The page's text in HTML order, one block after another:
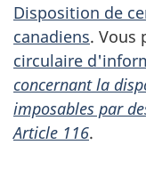
Disposition de
canadiens. Vous
circulaire
concernant la
imposables par
Article 116.